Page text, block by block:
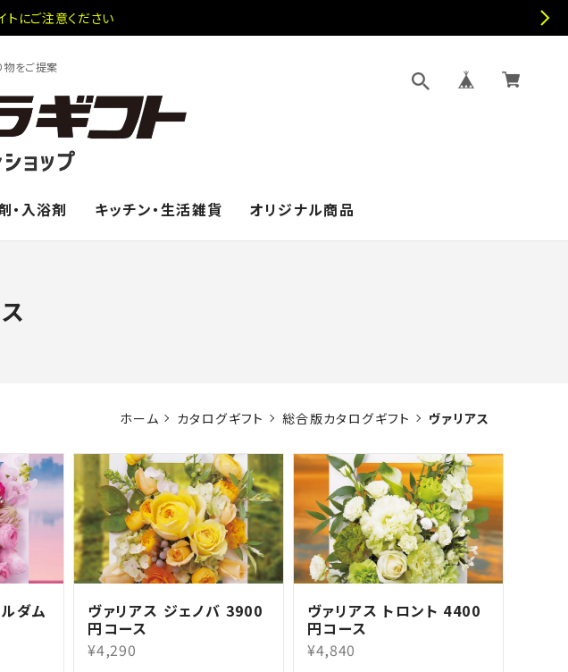
トにご注意ください
物をご提案
・入浴剤 キッチン・生活雑貨 オリジナル商品
ホーム カタログギフト 総合版カタログギフト ヴァリアス
ダム
ヴァリアス ジェノバ 3900
円コース
¥4,290
ヴァリアス トロント 4400
円コース
¥4,840